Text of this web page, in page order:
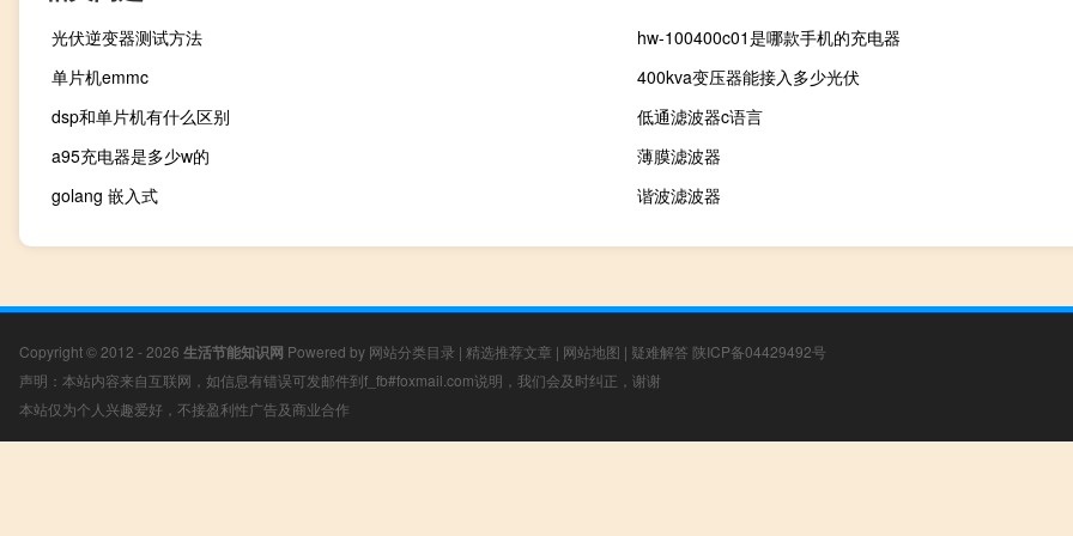
光伏逆变器测试方法
hw-100400c01是哪款手机的充电器
单片机emmc
400kva变压器能接入多少光伏
dsp和单片机有什么区别
低通滤波器c语言
a95充电器是多少w的
薄膜滤波器
golang 嵌入式
谐波滤波器
Copyright © 2012 - 2026 生活节能知识网 Powered by 网站分类目录 | 精选推荐文章 | 网站地图 | 疑难解答 陕ICP备04429492号
声明：本站内容来自互联网，如信息有错误可发邮件到f_fb#foxmail.com说明，我们会及时纠正，谢谢
本站仅为个人兴趣爱好，不接盈利性广告及商业合作